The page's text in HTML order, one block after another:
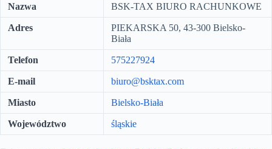
Nazwa BSK-TAX BIURO RACHUNKOWE
Adres
PIEKARSKA 50, 43-300 Bielsko-
Biała
Telefon 575227924
E-mail biuro@bsktax.com
Miasto Bielsko-Biała
Województwo śląskie